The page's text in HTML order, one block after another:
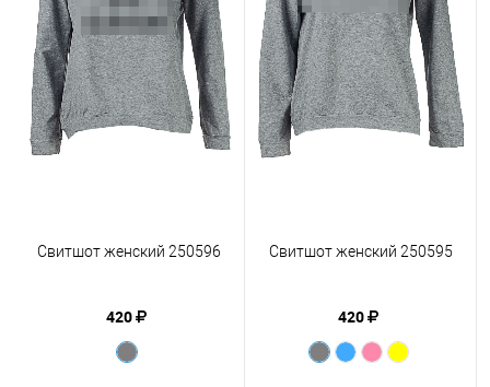
Свитшот женский 250596
420
Свитшот женский 250595
420